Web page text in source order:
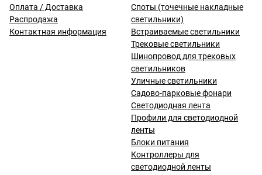
Оплата / Доставка
Распродажа
Контактная информация
Споты (точечные накладные
светильники)
Встраиваемые светильники
Трековые светильники
Шинопровод для трековых
светильников
Уличные светильники
Садово-парковые фонари
Светодиодная лента
Профили для светодиодной
ленты
Блоки питания
Контроллеры для
светодиодной ленты